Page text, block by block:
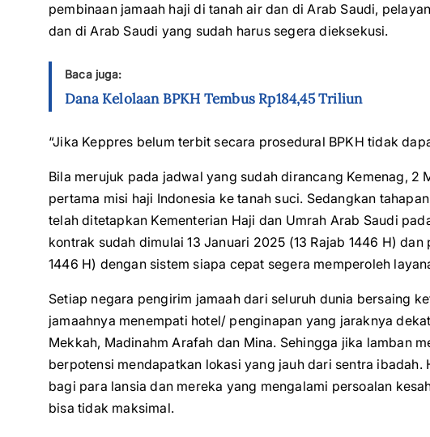
pembinaan jamaah haji di tanah air dan di Arab Saudi,
dan di Arab Saudi yang sudah harus segera dieksekusi.
Baca juga:
Dana Kelolaan BPKH Tembus Rp184,45 Triliun
“Jika Keppres belum terbit secara prosedural BPKH tidak
Bila merujuk pada jadwal yang sudah dirancang Kemenag,
pertama misi haji Indonesia ke tanah suci. Sedangkan
telah ditetapkan Kementerian Haji dan Umrah Arab Saudi
kontrak sudah dimulai 13 Januari 2025 (13 Rajab 1446 H) dan
1446 H) dengan sistem siapa cepat segera memperoleh
Setiap negara pengirim jamaah dari seluruh dunia bersaing
jamaahnya menempati hotel/ penginapan yang jaraknya
Mekkah, Madinahm Arafah dan Mina. Sehingga jika lamban
berpotensi mendapatkan lokasi yang jauh dari sentra
bagi para lansia dan mereka yang mengalami persoalan
bisa tidak maksimal.